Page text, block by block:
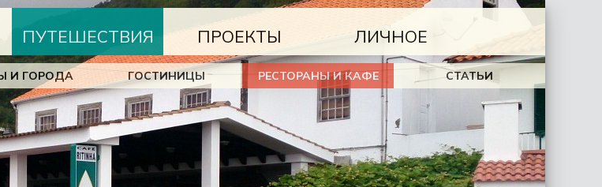
ПУТЕШЕСТВИЯ
И ГОРОДА ГОСТИНИЦЫ РЕСТОРАНЫ И КАФЕ СТАТЬИ
ПРОЕКТЫ ЛИЧНОЕ